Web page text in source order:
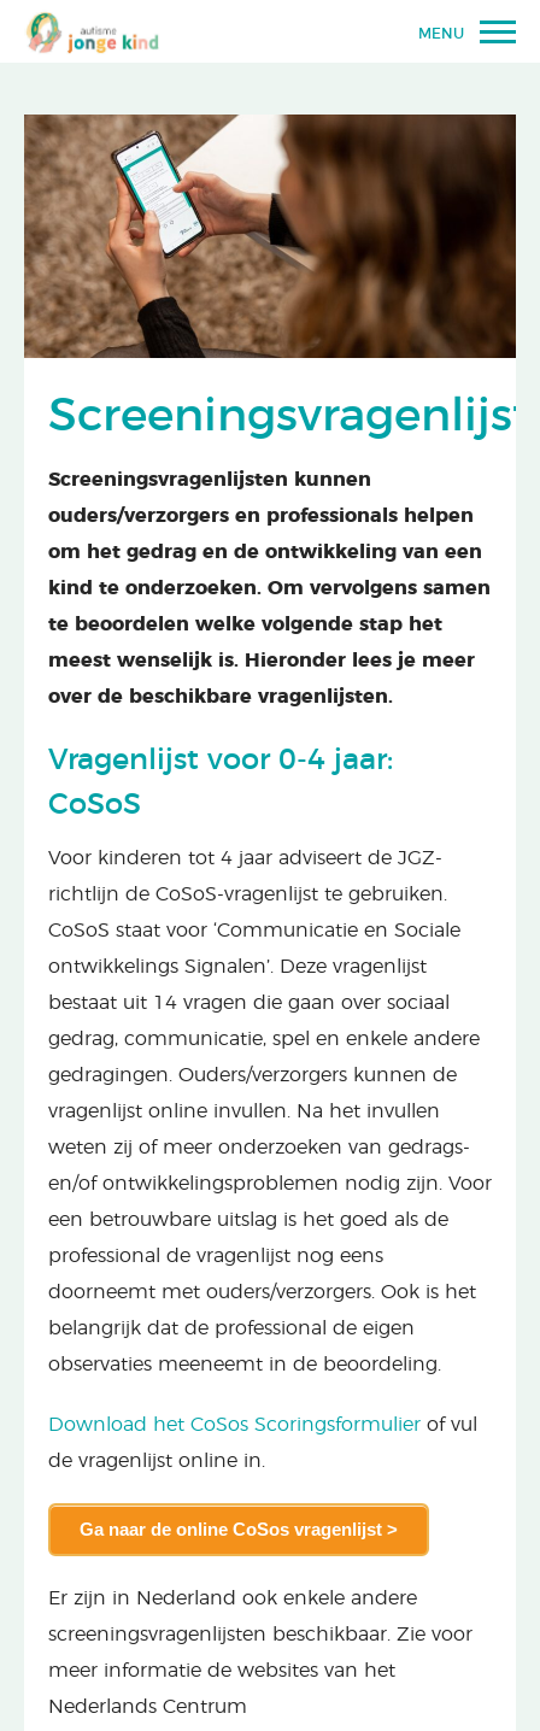
MENU
Screeningsvragenlijsten kunnen
ouders/verzorgers en professionals helpen
om het gedrag en de ontwikkeling van een
kind te onderzoeken. Om vervolgens samen
te beoordelen welke volgende stap het
meest wenselijk is. Hieronder lees je meer
over de beschikbare vragenlijsten.
Vragenlijst voor 0-4 jaar:
CoSoS
Voor kinderen tot 4 jaar adviseert de JGZ-
richtlijn de CoSoS-vragenlijst te gebruiken.
CoSoS staat voor ‘Communicatie en Sociale
ontwikkelings Signalen’. Deze vragenlijst
bestaat uit 14 vragen die gaan over sociaal
gedrag, communicatie, spel en enkele andere
gedragingen. Ouders/verzorgers kunnen de
vragenlijst online invullen. Na het invullen
weten zij of meer onderzoeken van gedrags-
en/of ontwikkelingsproblemen nodig zijn. Voor
een betrouwbare uitslag is het goed als de
professional de vragenlijst nog eens
doorneemt met ouders/verzorgers. Ook is het
belangrijk dat de professional de eigen
observaties meeneemt in de beoordeling.
Download het CoSos Scoringsformulier of vul
de vragenlijst online in.
Ga naar de online CoSos vragenlijst >
Er zijn in Nederland ook enkele andere
screeningsvragenlijsten beschikbaar. Zie voor
meer informatie de websites van het
Nederlands Centrum